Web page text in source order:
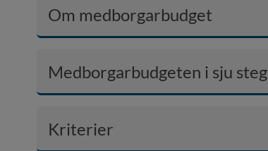
Om medborgarbudget
Medborgarbudgeten i sju steg
Kriterier